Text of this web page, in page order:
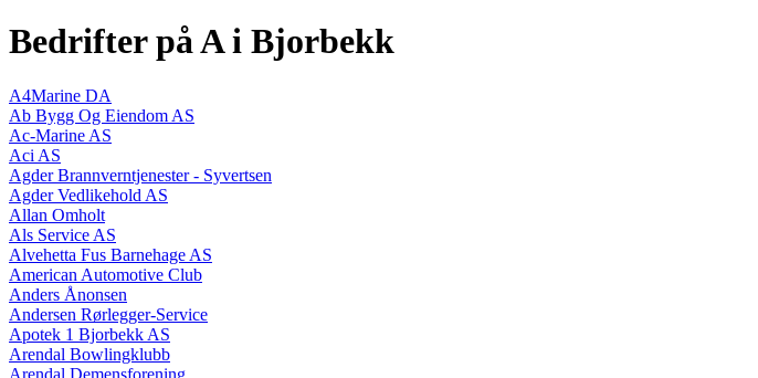
Bedrifter på A i Bjorbekk
A4Marine DA
Ab Bygg Og Eiendom AS
Ac-Marine AS
Aci AS
Agder Brannverntjenester - Syvertsen
Agder Vedlikehold AS
Allan Omholt
Als Service AS
Alvehetta Fus Barnehage AS
American Automotive Club
Anders Ånonsen
Andersen Rørlegger-Service
Apotek 1 Bjorbekk AS
Arendal Bowlingklubb
Arendal Demensforening